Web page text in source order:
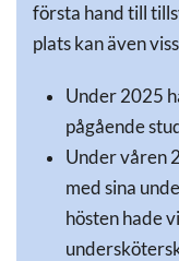
första hand till
plats kan även
Under 2025
pågående
Under våren
med sina
hösten hade